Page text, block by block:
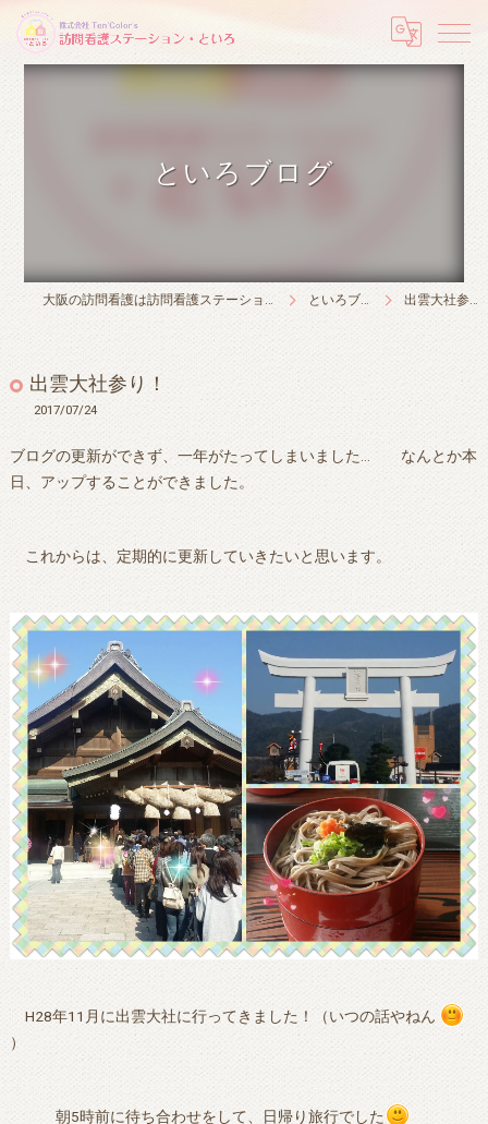
といろブログ
大阪の訪問看護は訪問看護ステーション・といろ といろブログ 出雲大社参り！
出雲大社参り！
2017/07/24
ブログの更新ができず、一年がたってしまいました… なんとか本
日、アップすることができました。
これからは、定期的に更新していきたいと思います。
H28年11月に出雲大社に行ってきました！（いつの話やねん
）
朝5時前に待ち合わせをして、日帰り旅行でした